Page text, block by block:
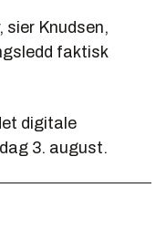
sier Knudsen,
faktisk
digitale
3. august.